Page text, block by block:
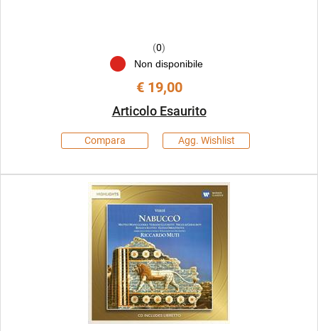
(0)
Non disponibile
€ 19,00
Articolo Esaurito
Compara Agg. Wishlist